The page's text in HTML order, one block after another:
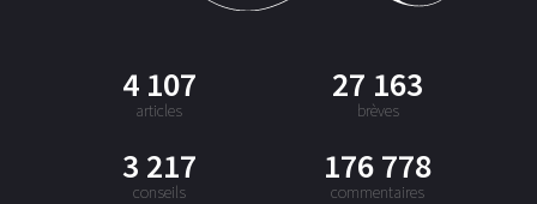
4 107
articles
27 163
brèves
3 217
conseils
176 778
commentaires